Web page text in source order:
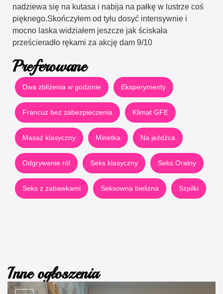
nadziewa się na kutasa i nabija na pałkę w lustrze coś
pięknego.Skończyłem od tyłu dosyć intensywnie i
mocno laska widziałem jeszcze jak ściskała
prześcieradło rękami za akcję dam 9/10
Preferowane
Dwa zbliżenia w godzinie Eksperymenty
Francuz bez zabezpieczenia Klimat GFE
Masaż klasyczny Minetka Na jeźdźca
Odgrywanie ról Seks klasyczny Seks Oralny
Seks z zabawkami Seksowna bielizna Szpilki
Inne ogłoszenia